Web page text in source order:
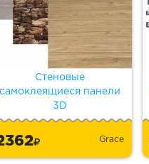
Стеновые
самоклеящиеся панели
3D
Grace